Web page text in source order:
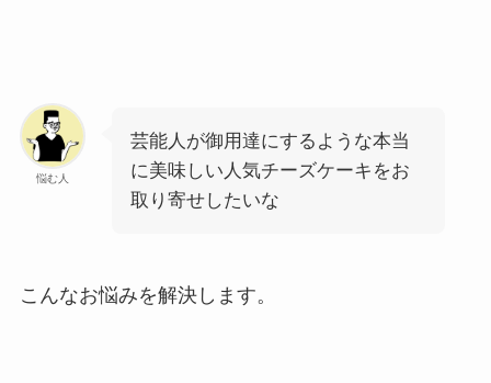
悩む人
芸能人が御用達にするような本当
に美味しい人気チーズケーキをお
取り寄せしたいな
こんなお悩みを解決します。